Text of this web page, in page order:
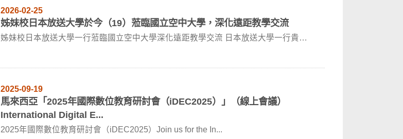
2026-02-25
姊妹校日本放送大學於今（19）蒞臨國立空中大學，深化遠距教學交流
姊妹校日本放送大學一行蒞臨國立空中大學深化遠距教學交流 日本放送大學一行貴賓
2025-09-19
馬來西亞「2025年國際數位教育研討會（iDEC2025）」（線上會議）
International Digital E...
2025年國際數位教育研討會（iDEC2025）Join us for the In...